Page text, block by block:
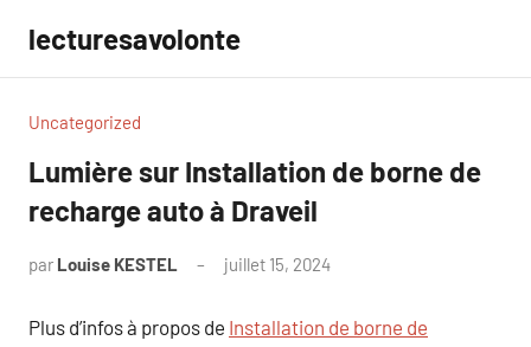
contenu
lecturesavolonte
Uncategorized
Lumière sur Installation de borne de
recharge auto à Draveil
par Louise KESTEL juillet 15, 2024
Plus d’infos à propos de Installation de borne de